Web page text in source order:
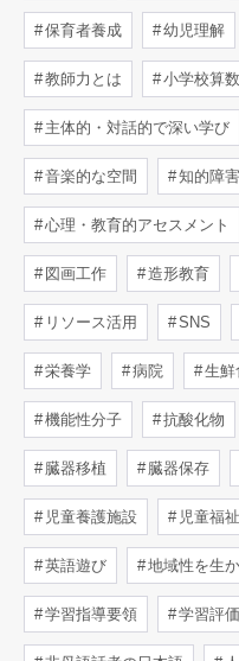
保育者養成 幼児理解
教師力とは 小学校算
主体的・対話的で深い学び
音楽的な空間 知的障
心理・教育的アセスメント
図画工作 造形教育
リソース活用 SNS
栄養学 病院 生鮮
機能性分子 抗酸化物
臓器移植 臓器保存
児童養護施設 児童福
英語遊び 地域性を生
学習指導要領 学習評価